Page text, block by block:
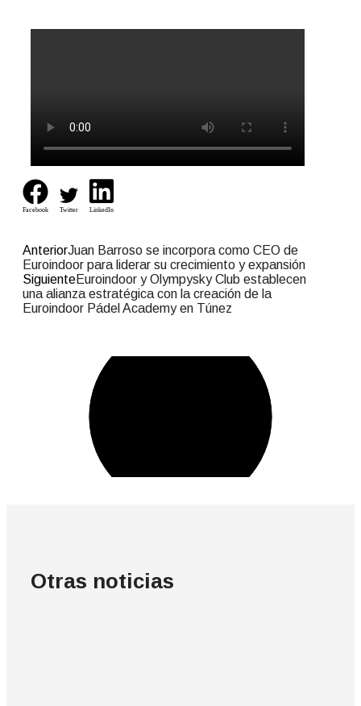
Facebook Twitter LinkedIn
AnteriorJuan Barroso se incorpora como CEO de
Euroindoor para liderar su crecimiento y expansión
SiguienteEuroindoor y Olympysky Club establecen
una alianza estratégica con la creación de la
Euroindoor Pádel Academy en Túnez
Otras noticias